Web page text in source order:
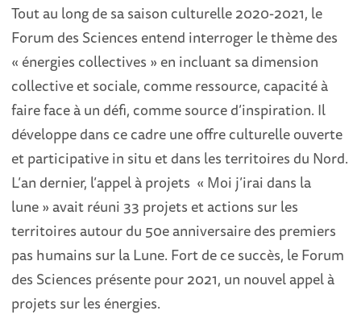
Tout au long de sa saison culturelle 2020-2021, le
Forum des Sciences entend interroger le thème des
« énergies collectives » en incluant sa dimension
collective et sociale, comme ressource, capacité à
faire face à un défi, comme source d’inspiration. Il
développe dans ce cadre une offre culturelle ouverte
et participative in situ et dans les territoires du Nord.
L’an dernier, l’appel à projets « Moi j’irai dans la
lune » avait réuni 33 projets et actions sur les
territoires autour du 50e anniversaire des premiers
pas humains sur la Lune. Fort de ce succès, le Forum
des Sciences présente pour 2021, un nouvel appel à
projets sur les énergies.